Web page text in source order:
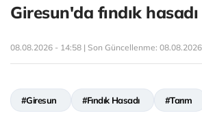
Giresun'da fındık
08.08.2026 - 14:58 | Son Güncellenme:
#Giresun #Fındık Hasadı #Tarım